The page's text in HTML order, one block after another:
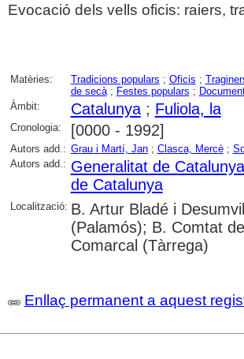
Evocació dels vells oficis: raiers,
Matèries: Tradicions populars ; Oficis ;
de secà; Festes populars ;
Àmbit:
Catalunya; Fuliola, la
Cronologia: [0000 - 1992]
Autors add.: Grau i Martí, Jan; Clasca, Mercè;
Autors add.: Generalitat de Catalunya
de Catalunya
Localització: B. Artur Bladé i
(Palamós); B. Comtat
Comarcal (Tàrrega)
Enllaç permanent a aquest